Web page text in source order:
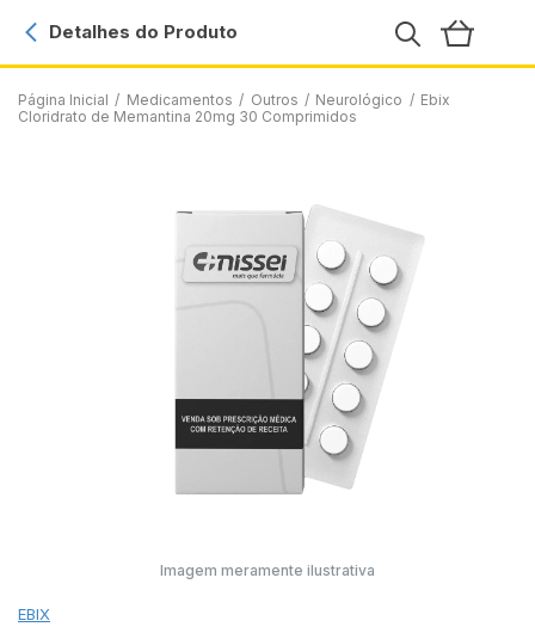
Página Inicial / Medicamentos / Outros / Neurológico / Ebix
Cloridrato de Memantina 20mg 30 Comprimidos
Detalhes do Produto
Imagem meramente ilustrativa
EBIX